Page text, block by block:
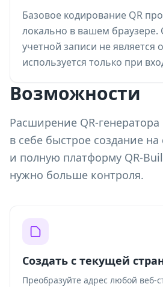
Базовое кодирование QR
локально в вашем браузере.
учетной записи не является
используется только при
Возможности
Расширение QR-генератора
в себе быстрое создание на
и полную платформу QR-
нужно больше контроля.
Создать с текущей
Преобразуйте адрес любой веб-